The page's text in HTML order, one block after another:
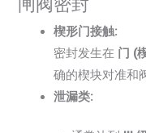
闸阀密封
楔形门接触:
密封发生在 门 (
确的楔块对准和
泄漏类: